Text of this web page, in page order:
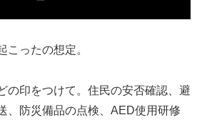
こったの想定。
の印をつけて。住民の安否確認、避
、防災備品の点検、AED使用研修